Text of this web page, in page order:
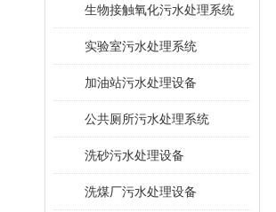
生物接触氧化污水处理系统
​实验室污水处理系统
加油站污水处理设备
公共厕所污水处理系统
洗砂污水处理设备
洗煤厂污水处理设备